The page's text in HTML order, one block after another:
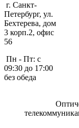
г. Санкт-
Петербург, ул.
Бехтерева, дом
3 корп.2, офис
56
Пн - Пт: с
09:30 до 17:00
без обеда